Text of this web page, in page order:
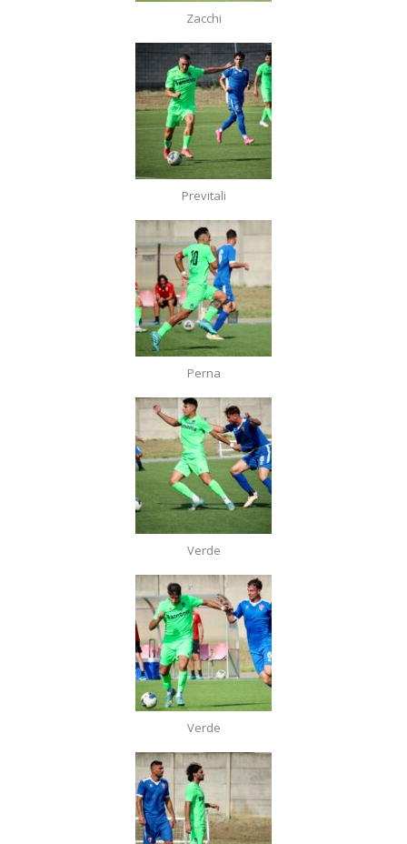
Zacchi
Previtali
Perna
Verde
Verde